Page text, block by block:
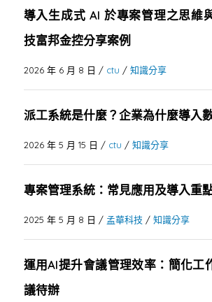
導入生成式 AI 於專案管理之思維
技富邦金控分享案例
2026 年 6 月 8 日 / ctu / 知識分享
派工系統是什麼？企業為什麼導入
2026 年 5 月 15 日 / ctu / 知識分享
專案管理系統：常見應用及導入重
2025 年 5 月 8 日 / 孟華科技 / 知識分享
運用AI提升會議管理效率：簡化工
議待辦